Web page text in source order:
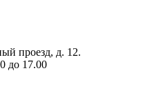
проезд, д. 12.
до 17.00